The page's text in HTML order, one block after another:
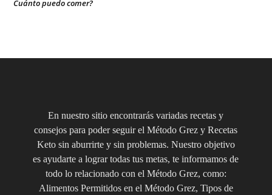
Cuánto puedo comer?
En nuestro sitio encontrarás variadas recetas y
consejos para poder seguir el Método Grez y Recetas
Keto sin aburrirte y sin problemas. Nuestro objetivo
es ayudarte a lograr todas tus metas, te informamos de
todo lo relacionado con el Método Grez, como:
Alimentos Permitidos en el Método Grez, Tipos de